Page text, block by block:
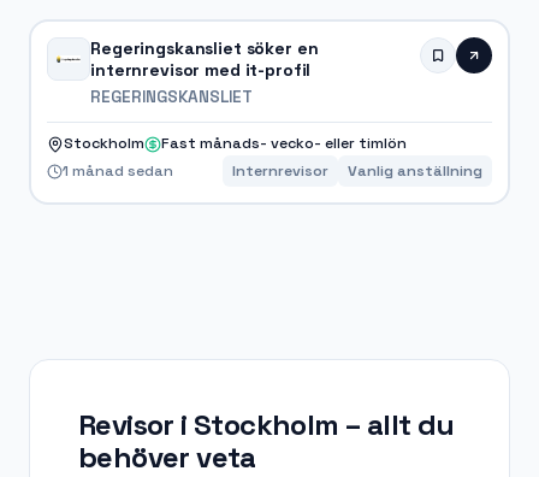
Regeringskansliet söker en
internrevisor med it-profil
REGERINGSKANSLIET
Stockholm
Fast månads- vecko- eller timlön
1 månad sedan
Internrevisor Vanlig anställning
Revisor i Stockholm – allt du
behöver veta